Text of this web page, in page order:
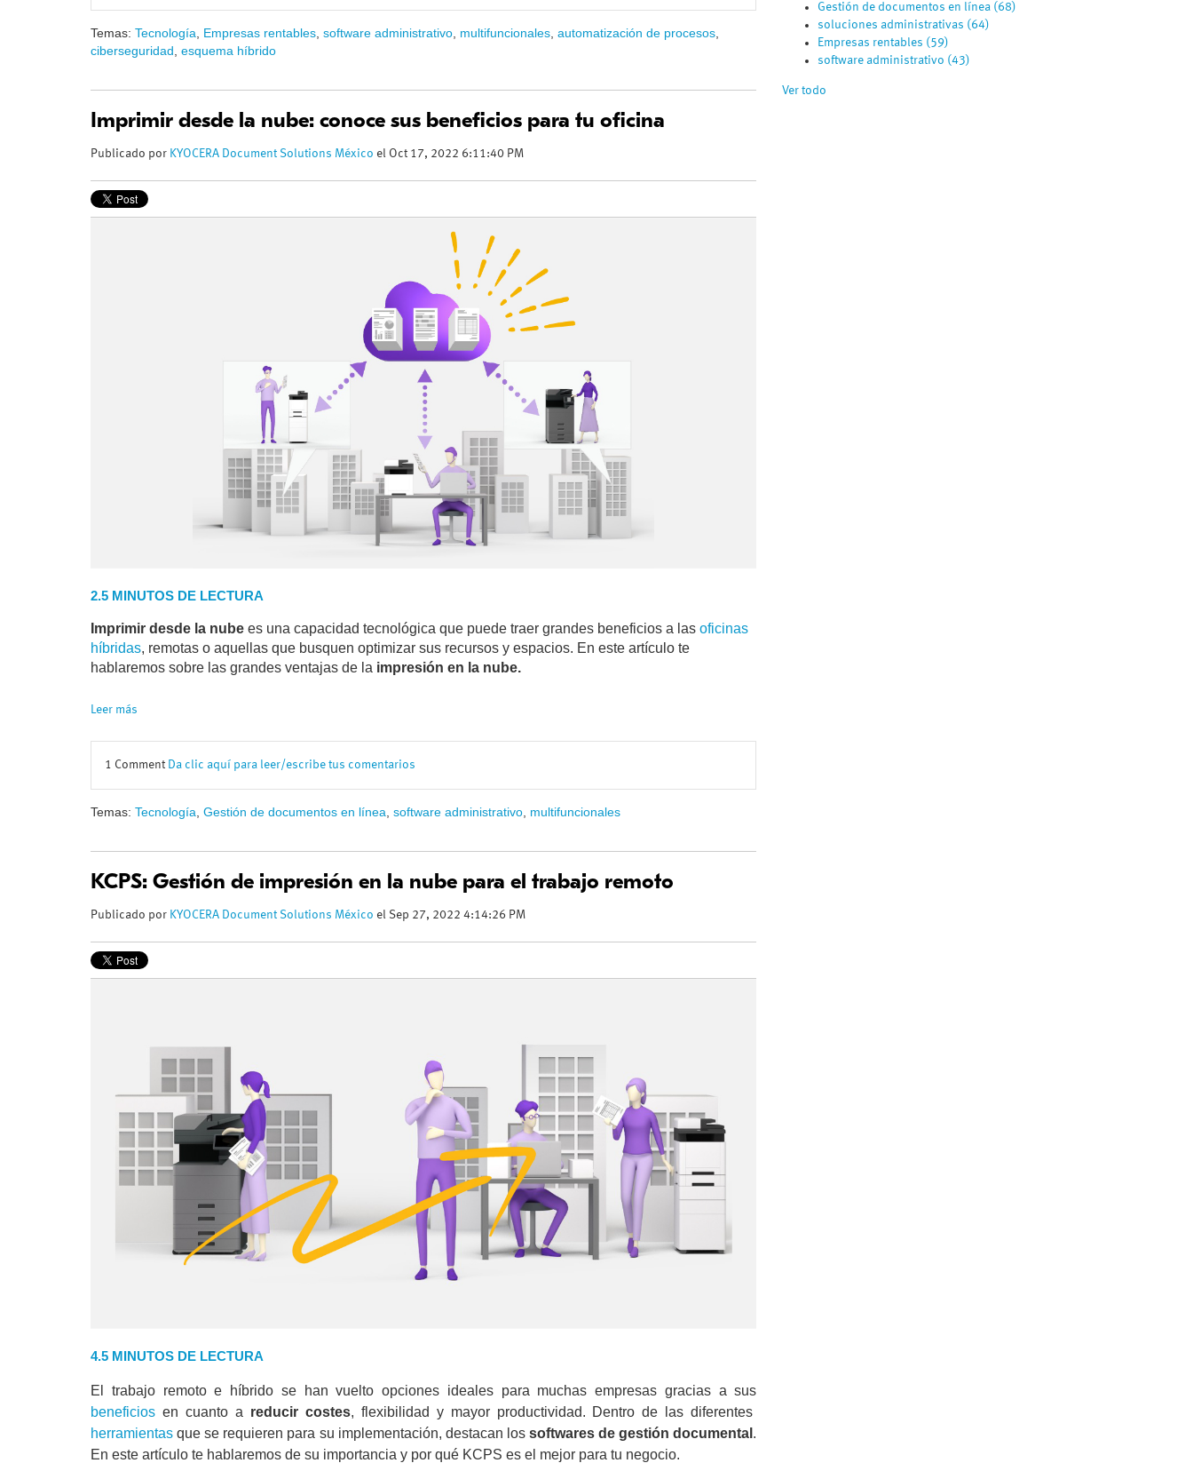
Temas: Tecnología Empresas rentables software administrativo multifuncionales automatización de procesos
ciberseguridad esquema híbrido
Imprimir desde la nube: conoce sus beneficios para tu oficina
Publicado por KYOCERA Document Solutions México el Oct 17, 2022 6:11:40 PM
2.5 MINUTOS DE LECTURA
Imprimir desde la nube es una capacidad tecnológica que puede traer grandes beneficios a las oficinas
híbridas, remotas o aquellas que busquen optimizar sus recursos y espacios. En este artículo te
hablaremos sobre las grandes ventajas de la impresión en la nube.
Leer más
1 Comment Da clic aquí para leer/escribe tus comentarios
Temas: Tecnología Gestión de documentos en línea software administrativo multifuncionales
KCPS: Gestión de impresión en la nube para el trabajo remoto
Publicado por KYOCERA Document Solutions México el Sep 27, 2022 4:14:26 PM
4.5 MINUTOS DE LECTURA
El trabajo remoto e híbrido se han vuelto opciones ideales para muchas empresas gracias a sus
beneficios en cuanto a reducir costes, flexibilidad y mayor productividad. Dentro de las diferentes
herramientasque se requieren para su implementación, destacan los softwares de gestión documental .
En este artículo te hablaremos de su importancia y por qué KCPS es el mejor para tu negocio.
Gestión de documentos en línea (68)
soluciones administrativas (64)
Empresas rentables (59)
software administrativo (43)
Ver todo